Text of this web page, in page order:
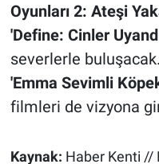
Oyunları 2: Ateşi
'Define: Cinler
severlerle buluşacak.
'Emma Sevimli
filmleri de vizyona
Kaynak: Haber Kenti //